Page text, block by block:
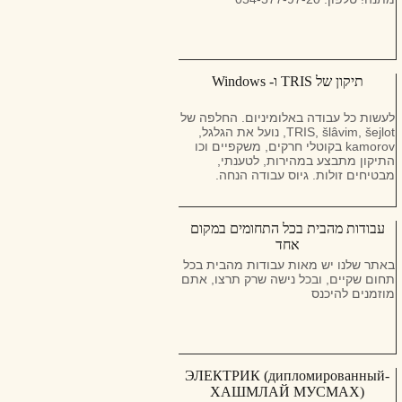
תיקון של TRIS ו- Windows
לעשות כל עבודה באלומיניום. החלפה של
TRIS, šlâvim, šejlot, נועל את הגלגל,
kamorov בקוטלי חרקים, משקפיים וכו
התיקון מתבצע במהירות, לטענתי,
מבטיחים זולות. גיוס עבודה הנחה.
עבודות מהבית בכל התחומים במקום
אחד
באתר שלנו יש מאות עבודות מהבית בכל
תחום שקיים, ובכל נישה שרק תרצו, אתם
מוזמנים להיכנס
ЭЛЕКТРИК (дипломированный-
ХАШМЛАЙ МУСМАХ)